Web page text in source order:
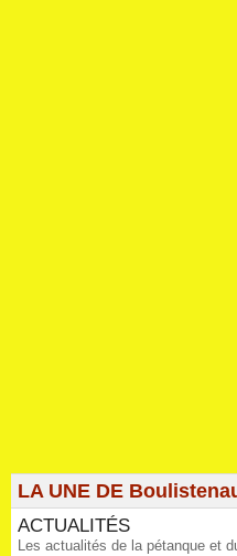
LA UNE DE
ACTUALITÉS
Les actualités de la pétanque et